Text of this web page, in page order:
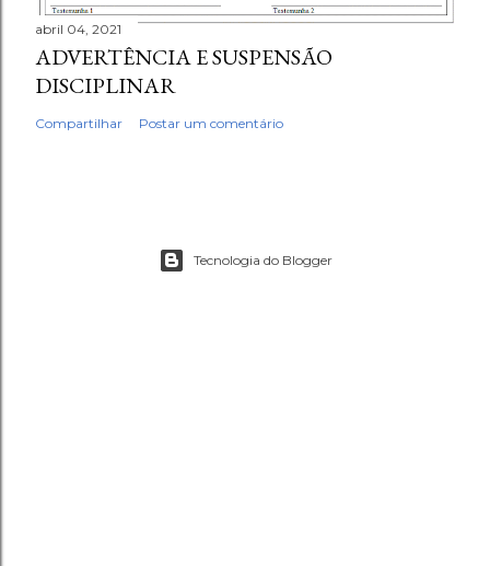
abril 04, 2021
ADVERTÊNCIA E SUSPENSÃO
DISCIPLINAR
Compartilhar Postar um comentário
Tecnologia do Blogger